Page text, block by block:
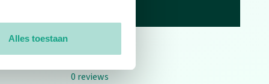
Alles toestaan
0 reviews